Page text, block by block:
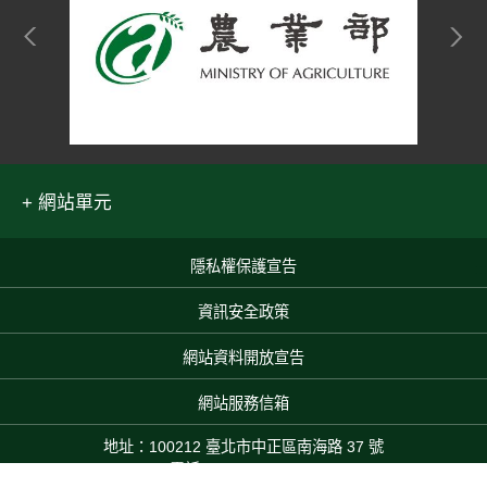
網站單元
隱私權保護宣告
資訊安全政策
網站資料開放宣告
網站服務信箱
地址：100212 臺北市中正區南海路 37 號